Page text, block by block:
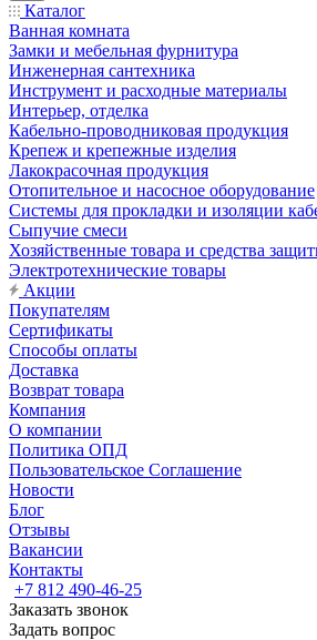
Каталог
Ванная комната
Замки и мебельная фурнитура
Инженерная сантехника
Инструмент и расходные материалы
Интерьер, отделка
Кабельно-проводниковая продукция
Крепеж и крепежные изделия
Лакокрасочная продукция
Отопительное и насосное оборудование
Системы для прокладки и изоляции
Сыпучие смеси
Хозяйственные товара и средства
Электротехнические товары
Акции
Покупателям
Сертификаты
Способы оплаты
Доставка
Возврат товара
Компания
О компании
Политика ОПД
Пользовательское Соглашение
Новости
Блог
Отзывы
Вакансии
Контакты
+7 812 490-46-25
Заказать звонок
Задать вопрос